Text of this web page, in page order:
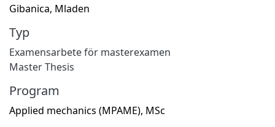
Gibanica, Mladen
Typ
Examensarbete för masterexamen
Master Thesis
Program
Applied mechanics (MPAME), MSc